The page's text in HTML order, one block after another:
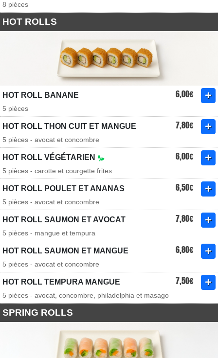
8 pièces
HOT ROLLS
HOT ROLL BANANE 6,00€
5 pièces
HOT ROLL THON CUIT ET MANGUE 7,80€
5 pièces - avocat et concombre
HOT ROLL VÉGÉTARIEN 6,00€
5 pièces - carotte et courgette frites
HOT ROLL POULET ET ANANAS 6,50€
5 pièces - avocat et concombre
HOT ROLL SAUMON ET AVOCAT 7,80€
5 pièces - mangue et tempura
HOT ROLL SAUMON ET MANGUE 6,80€
5 pièces - avocat et concombre
HOT ROLL TEMPURA MANGUE 7,50€
5 pièces - avocat, concombre, philadelphia et masago
SPRING ROLLS